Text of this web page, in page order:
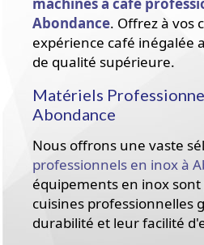
Abondance. Offrez à vos
expérience café inégalée
de qualité supérieure.
Matériels
Abondance
Nous offrons une vaste
professionnels en inox à
équipements en inox
cuisines professionnelles
durabilité et leur facilité